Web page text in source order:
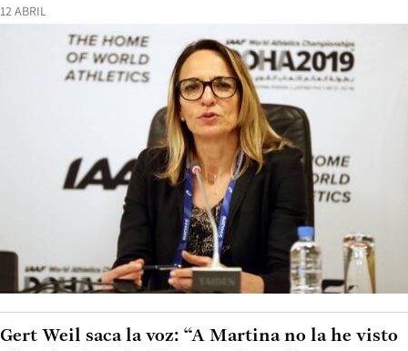
12 ABRIL
Gert Weil saca la voz: “A Martina no la he visto